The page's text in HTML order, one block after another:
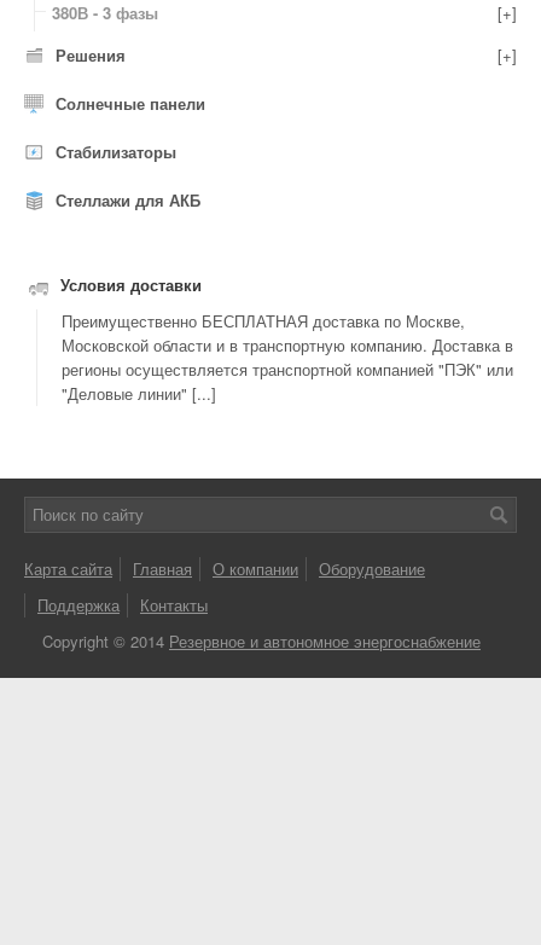
380В - 3 фазы
[+]
Решения
[+]
Солнечные панели
Стабилизаторы
Стеллажи для АКБ
Условия доставки
Преимущественно БЕСПЛАТНАЯ доставка по Москве,
Московской области и в транспортную компанию. Доставка в
регионы осуществляется транспортной компанией "ПЭК" или
"Деловые линии" [...]
Карта сайта Главная О компании
Оборудование
Поддержка
Контакты
Copyright © 2014 Резервное и автономное энергоснабжение